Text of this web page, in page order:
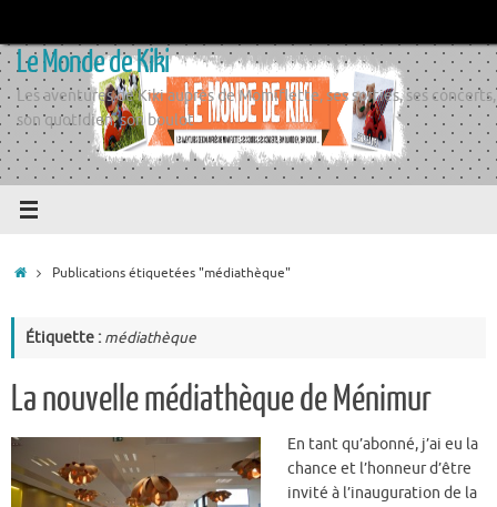
contenu
Le Monde de Kiki
Les aventures de Kiki auprès de Momiflette, ses sorties, ses concerts,
son quotidien, son boulot
AccueilPublications étiquetées "médiathèque"
Étiquette : médiathèque
La nouvelle médiathèque de Ménimur
En tant qu’abonné, j’ai eu la
chance et l’honneur d’être
invité à l’inauguration de la